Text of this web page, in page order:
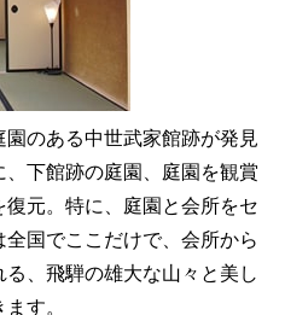
のある中世武家館跡が発見
下館跡の庭園、庭園を観賞
元。特に、庭園と会所をセ
国でここだけで、会所から
、飛騨の雄大な山々と美し
す。